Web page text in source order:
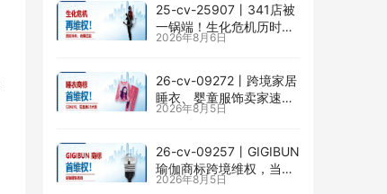
25-cv-25907㇑341店被
一锅端！生化危机历时半
年TRO传票已发，8月24
2026年8月6日
26-cv-09272㇑跨境家居
睡衣、婴童服饰卖家速自
查CENLYE商标滥用情况
2026年8月5日
26-cv-09257㇑GIGIBUN
瑜伽商标跨境维权，当心
TRO冻结风险
2026年8月5日